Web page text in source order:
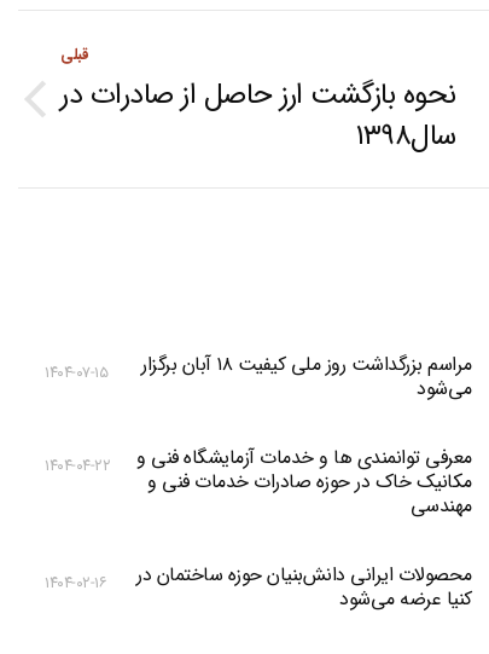
قبلی
Previousنحوه بازگشت ارز حاصل از صادرات در
سال۱۳۹۸
مراسم بزرگداشت روز ملی کیفیت ۱۸ آبان برگزار
می‌شود
۱۴۰۴-۰۷-۱۵
معرفی توانمندی ها و خدمات آزمایشگاه فنی و
مکانیک خاک در حوزه صادرات خدمات فنی و
مهندسی
۱۴۰۴-۰۴-۲۲
محصولات ایرانی دانش‌بنیان‌ حوزه ساختمان در
کنیا عرضه می‌شود
۱۴۰۴-۰۲-۱۶